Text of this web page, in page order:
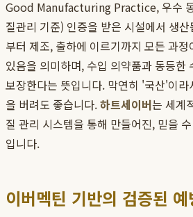
Good Manufacturing Practice, 우수
질관리 기준) 인증을 받은 시설에서 생
부터 제조, 출하에 이르기까지 모든 과
있음을 의미하며, 수입 의약품과 동등한
보장한다는 뜻입니다. 막연히 '국산'이라
을 버려도 좋습니다.하트세이버는 세계
질 관리 시스템을 통해 만들어진, 믿을
입니다.
이버멕틴 기반의 검증된